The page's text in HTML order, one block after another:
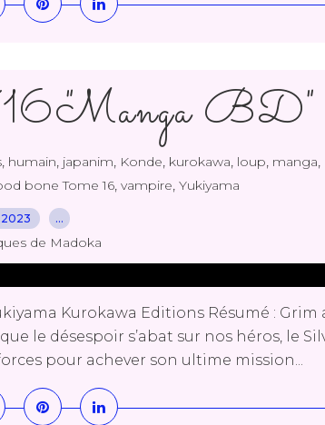
"Manga BD"
, humain, japanim, Konde, kurokawa, loup, manga,
bone Tome 16, vampire, Yukiyama
…
de Madoka
Kurokawa Editions Résumé : Grim
le désespoir s’abat sur nos héros, le
pour achever son ultime mission...